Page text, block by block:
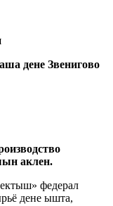
дене Звенигово
аклен.
федерал
дене ышта,